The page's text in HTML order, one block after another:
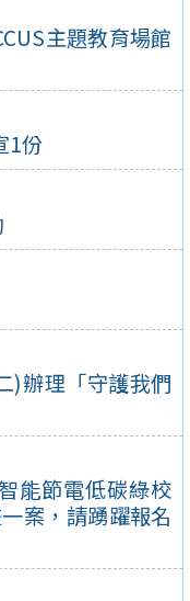
主題教育場館
1份
)辦理「守護我們
能節電低碳綠校
案，請踴躍報名